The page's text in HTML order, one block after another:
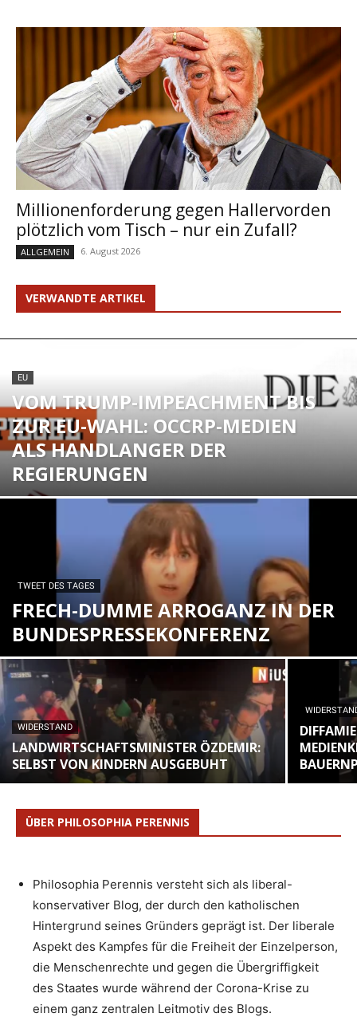
Millionenforderung gegen Hallervorden
plötzlich vom Tisch – nur ein Zufall?
ALLGEMEIN 6. August 2026
VERWANDTE ARTIKEL
EU
VOM TRUMP-IMPEACHMENT BIS
ZUR EU-WAHL: OCCRP-MEDIEN
ALS HANDLANGER DER
REGIERUNGEN
TWEET DES TAGES
FRECH-DUMME ARROGANZ IN DER
BUNDESPRESSEKONFERENZ
WIDERSTAND
LANDWIRTSCHAFTSMINISTER ÖZDEMIR:
SELBST VON KINDERN AUSGEBUHT
ÜBER PHILOSOPHIA PERENNIS
Philosophia Perennis versteht sich als liberal-
konservativer Blog, der durch den katholischen
Hintergrund seines Gründers geprägt ist. Der liberale
Aspekt des Kampfes für die Freiheit der Einzelperson,
die Menschenrechte und gegen die Übergriffigkeit
des Staates wurde während der Corona-Krise zu
einem ganz zentralen Leitmotiv des Blogs.